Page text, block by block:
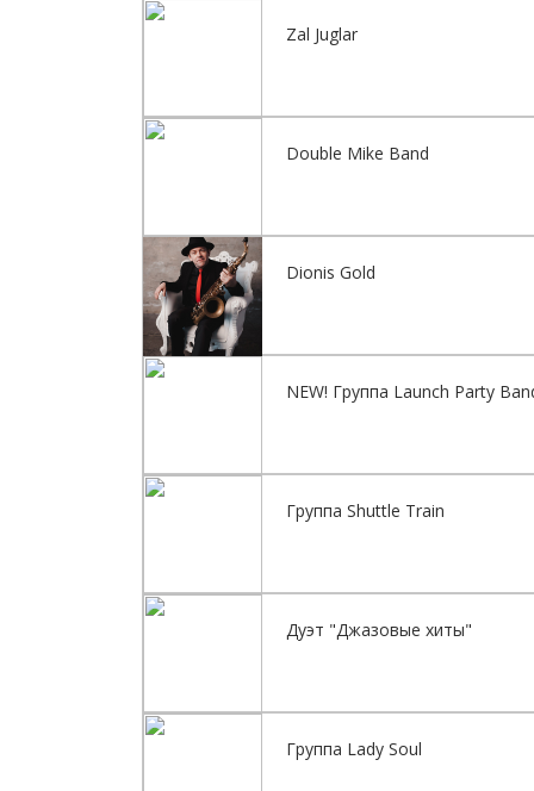
Zal Juglar
Double Mike Band
Dionis Gold
NEW! Группа Launch Party
Группа Shuttle Train
Дуэт "Джазовые хиты"
Группа Lady Soul